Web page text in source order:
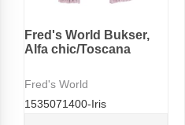
Fred's World Bukser,
Alfa chic/Toscana
Fred's World
1535071400-Iris